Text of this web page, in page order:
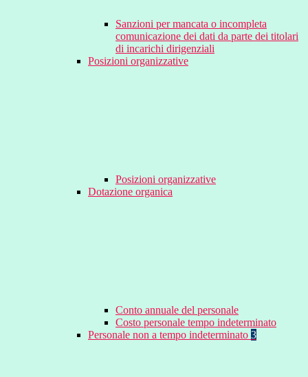
Sanzioni per mancata o incompleta
comunicazione dei dati da parte dei titolari
di incarichi dirigenziali
Posizioni organizzative
Posizioni organizzative
Dotazione organica
Conto annuale del personale
Costo personale tempo indeterminato
Personale non a tempo indeterminato 3